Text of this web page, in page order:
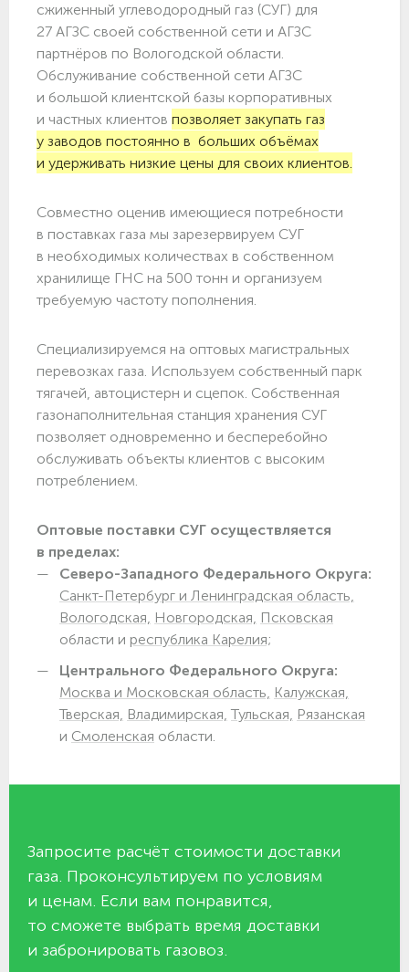
сжиженный углеводородный газ (СУГ) для
27 АГЗС своей собственной сети и АГЗС
партнёров по Вологодской области.
Обслуживание собственной сети АГЗС
и большой клиентской базы корпоративных
и частных клиентов позволяет закупать газ
у заводов постоянно в больших объёмах
и удерживать низкие цены для своих клиентов.
Совместно оценив имеющиеся потребности
в поставках газа мы зарезервируем СУГ
в необходимых количествах в собственном
хранилище ГНС на 500 тонн и организуем
требуемую частоту пополнения.
Специализируемся на оптовых магистральных
перевозках газа. Используем собственный парк
тягачей, автоцистерн и сцепок. Собственная
газонаполнительная станция хранения СУГ
позволяет одновременно и бесперебойно
обслуживать объекты клиентов с высоким
потреблением.
Оптовые поставки СУГ осуществляется
в пределах:
Северо-Западного Федерального Округа:
Санкт-Петербург и Ленинградская область,
Вологодская, Новгородская, Псковская
области и республика Карелия;
Центрального Федерального Округа:
Москва и Московская область, Калужская,
Тверская, Владимирская, Тульская, Рязанская
и Смоленская области.
Запросите расчёт стоимости доставки
газа. Проконсультируем по условиям
и ценам. Если вам понравится,
то сможете выбрать время доставки
и забронировать газовоз.